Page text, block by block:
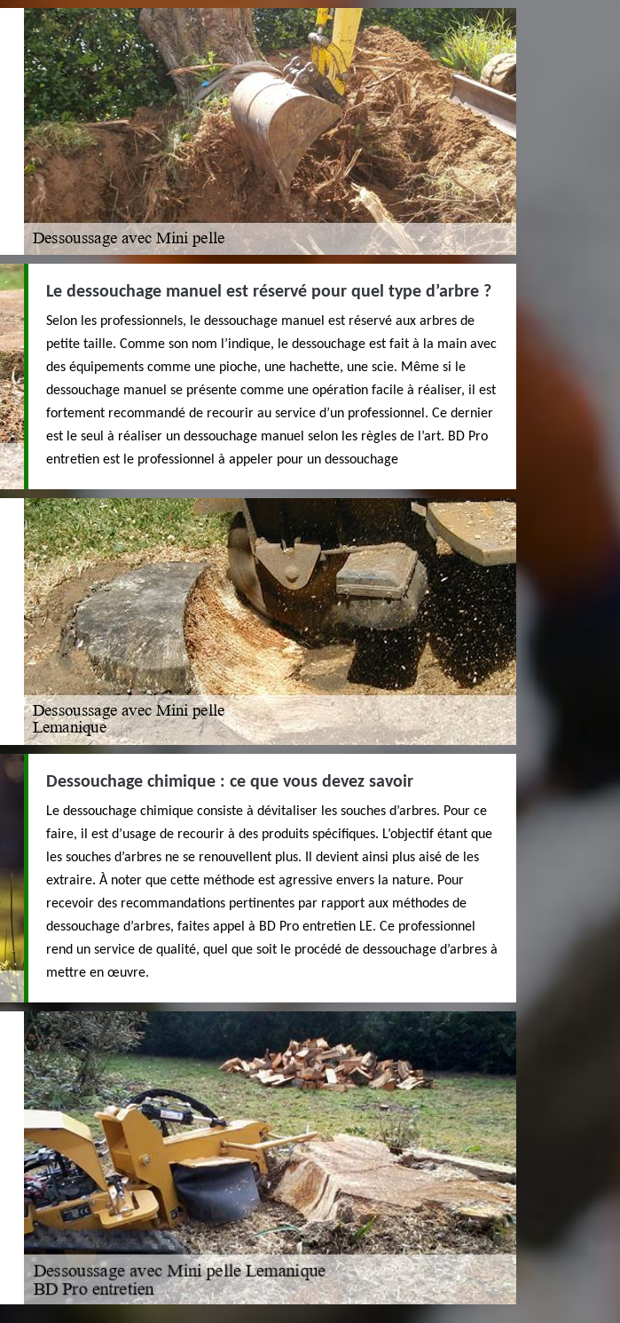
Le dessouchage manuel est réservé pour quel type d’arbre ?
Selon les professionnels, le dessouchage manuel est réservé aux arbres de
petite taille. Comme son nom l’indique, le dessouchage est fait à la main avec
des équipements comme une pioche, une hachette, une scie. Même si le
dessouchage manuel se présente comme une opération facile à réaliser, il est
fortement recommandé de recourir au service d’un professionnel. Ce dernier
est le seul à réaliser un dessouchage manuel selon les règles de l’art. BD Pro
entretien est le professionnel à appeler pour un dessouchage
Dessouchage chimique : ce que vous devez savoir
Le dessouchage chimique consiste à dévitaliser les souches d’arbres. Pour ce
faire, il est d’usage de recourir à des produits spécifiques. L’objectif étant que
les souches d’arbres ne se renouvellent plus. Il devient ainsi plus aisé de les
extraire. À noter que cette méthode est agressive envers la nature. Pour
recevoir des recommandations pertinentes par rapport aux méthodes de
dessouchage d’arbres, faites appel à BD Pro entretien LE. Ce professionnel
rend un service de qualité, quel que soit le procédé de dessouchage d’arbres à
mettre en œuvre.